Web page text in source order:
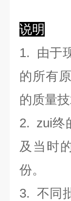
说明
1. 由于
的所有
的质量技
2. zui终
及当时
份。
3. 不同